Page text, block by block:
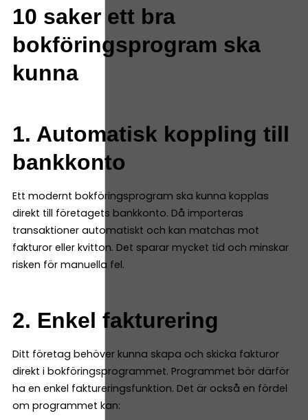
10 saker ett bra
bokföringsprogram ska
kunna
1. Automatisk koppling till
bankkonto
Ett modernt bokföringsprogram ska kunna kopplas
direkt till företagets bankkonto. Då importeras
transaktioner automatiskt och kan matchas mot
fakturor eller kvitton. Det sparar mycket tid och minskar
risken för manuella fel.
2. Enkel fakturering
Ditt företag behöver kunna skapa och skicka fakturor
direkt i bokföringsprogrammet. Programmet bör därför
ha en enkel faktureringsfunktion. Det är också en fördel
om programmet kan: